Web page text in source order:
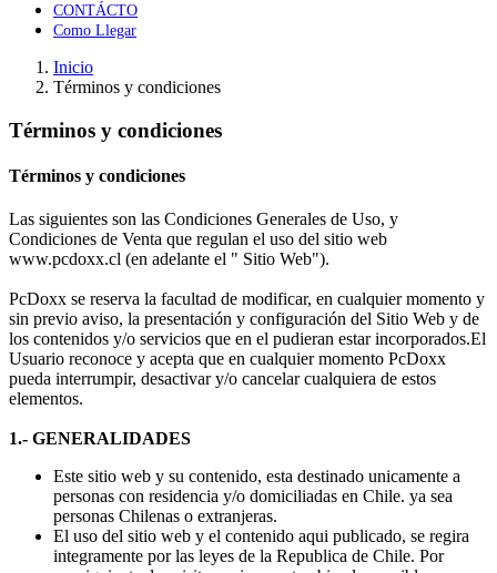
CONTÁCTO
Como Llegar
Inicio
Términos y condiciones
Términos y condiciones
Términos y condiciones
Las siguientes son las Condiciones Generales de Uso, y
Condiciones de Venta que regulan el uso del sitio web
www.pcdoxx.cl (en adelante el " Sitio Web").
PcDoxx se reserva la facultad de modificar, en cualquier momento y
sin previo aviso, la presentación y configuración del Sitio Web y de
los contenidos y/o servicios que en el pudieran estar incorporados.El
Usuario reconoce y acepta que en cualquier momento PcDoxx
pueda interrumpir, desactivar y/o cancelar cualquiera de estos
elementos.
1.- GENERALIDADES
Este sitio web y su contenido, esta destinado unicamente a
personas con residencia y/o domiciliadas en Chile. ya sea
personas Chilenas o extranjeras.
El uso del sitio web y el contenido aqui publicado, se regira
integramente por las leyes de la Republica de Chile. Por